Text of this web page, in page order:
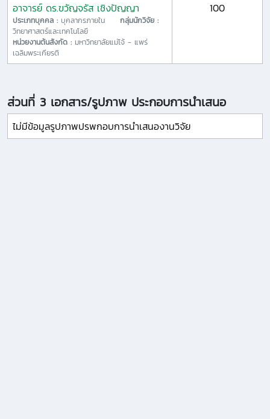
อาจารย์ ดร.ขวัญจรัส เชิงปัญญา
ประเภทบุคคล : บุคลากรภายใน กลุ่มนักวิจัย :
วิทยาศาสตร์และเทคโนโลยี
หน่วยงานต้นสังกัด : มหาวิทยาลัยแม่โจ้ - แพร่
เฉลิมพระเกียรติ
100
ส่วนที่ 3 เอกสาร/รูปภาพ ประกอบการนำเสนอ
ไม่มีข้อมูลรูปภาพปรพกอบการนำเสนองานวิจัย